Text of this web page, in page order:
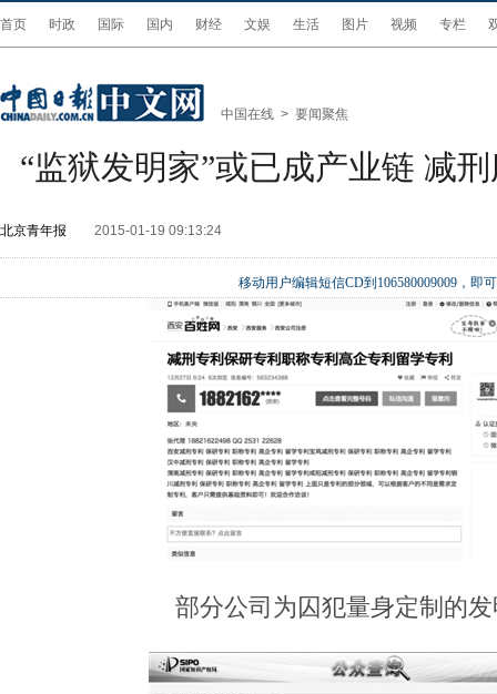
首页 时政 国际 国内 财经 文娱 生活 图片 视频 专栏
中国在线 > 要闻聚焦
“监狱发明家”或已成产业链 减
北京青年报 2015-01-19 09:13:24
移动用户编辑短信CD到106580009009，即
部分公司为囚犯量身定制的